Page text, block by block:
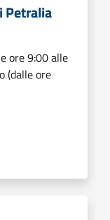
Petralia
ore 9:00 alle
(dalle ore